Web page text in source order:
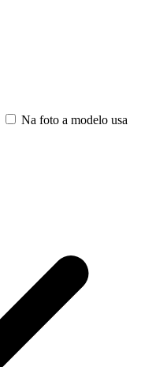
Na foto a modelo usa